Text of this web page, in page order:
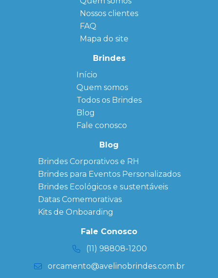
Nossos clientes
FAQ
Mapa do site
Brindes
Início
Quem somos
← Back
FAQ
Sitemap
Todos os Brindes
← Back
Agendas
Personalizadas
Personalizado
personalizados
Brindes
Corporativos
Copos Térmicos
Personalizados
Datas Especiais
Ecobag
Personalizada
Kits
Blog
Fale conosco
Blog
Brindes Corporativos e RH
Brindes para Eventos Personalizados
Brindes Ecológicos e sustentáveis
Datas Comemorativas
Kits de Onboarding
Fale Conosco
(11) 98808-1200
orcamento@avelinobrindes.com.br